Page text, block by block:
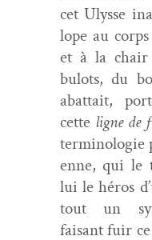
cet Ulysse
lope au
et à la chair
bulots, du
abat­tait,
cette ligne de
ter­mi­nolo­gie
enne, qui le
lui le héros
tout un
faisant fuir